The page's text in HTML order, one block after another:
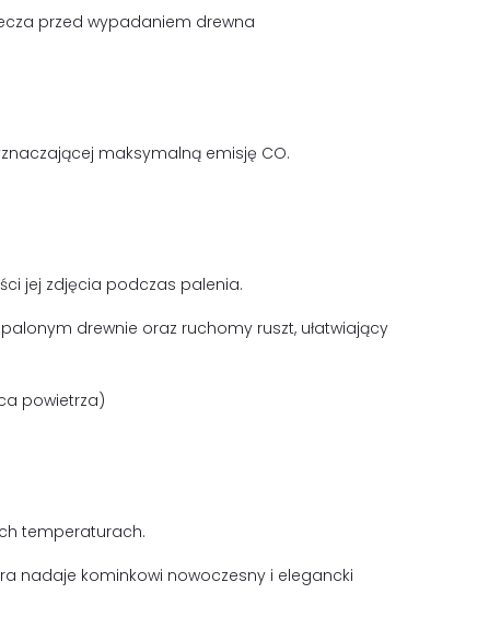
przed wypadaniem drewna
maksymalną emisję CO.
jej zdjęcia podczas palenia.
drewnie oraz ruchomy ruszt, ułatwiający
powietrza)
temperaturach.
nadaje kominkowi nowoczesny i elegancki